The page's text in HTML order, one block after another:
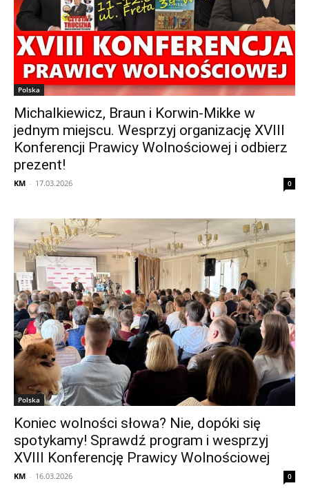
Polska
Michalkiewicz, Braun i Korwin-Mikke w
jednym miejscu. Wesprzyj organizację XVIII
Konferencji Prawicy Wolnościowej i odbierz
prezent!
KM - 17.03.2026 0
Polska
Koniec wolności słowa? Nie, dopóki się
spotykamy! Sprawdź program i wesprzyj
XVIII Konferencję Prawicy Wolnościowej
KM - 16.03.2026 0